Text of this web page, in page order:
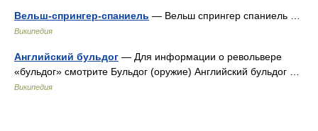
Вельш-спрингер-спаниель — Вельш спрингер спаниель …
Википедия
Английский бульдог — Для информации о револьвере
«бульдог» смотрите Бульдог (оружие) Английский бульдог …
Википедия